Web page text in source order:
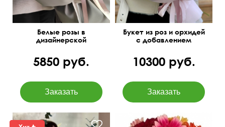
Белые розы в
дизайнерской
5850 руб.
Букет из роз и орхидей
с добавлением
10300 руб.